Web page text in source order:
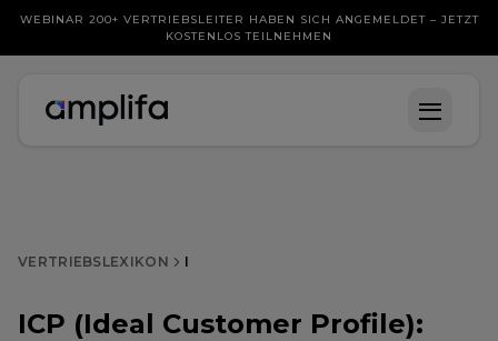
WEBINAR 200+ VERTRIEBSLEITER HABEN SICH ANGEMELDET – JETZT
KOSTENLOS TEILNEHMEN
VERTRIEBSLEXIKON I
ICP (Ideal Customer Profile):